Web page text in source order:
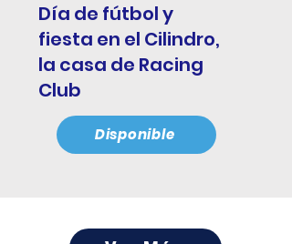
Día de fútbol y
fiesta en el Cilindro,
la casa de Racing
Club
Disponible